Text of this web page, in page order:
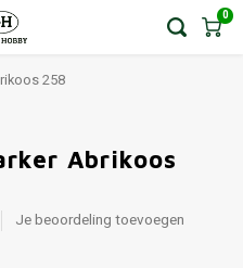
0
258
Abrikoos
Je beoordeling toevoegen